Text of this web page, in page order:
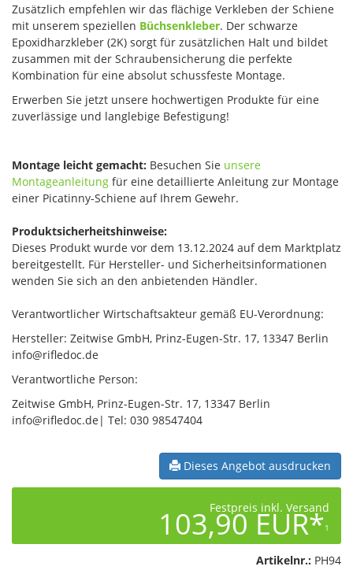
Zusätzlich empfehlen wir das flächige Verkleben der Schiene
mit unserem speziellen Büchsenkleber. Der schwarze
Epoxidharzkleber (2K) sorgt für zusätzlichen Halt und bildet
zusammen mit der Schraubensicherung die perfekte
Kombination für eine absolut schussfeste Montage.
Erwerben Sie jetzt unsere hochwertigen Produkte für eine
zuverlässige und langlebige Befestigung!
Montage leicht gemacht: Besuchen Sie unsere
Montageanleitung für eine detaillierte Anleitung zur Montage
einer Picatinny-Schiene auf Ihrem Gewehr.
Produktsicherheitshinweise:
Dieses Produkt wurde vor dem 13.12.2024 auf dem Marktplatz
bereitgestellt. Für Hersteller- und Sicherheitsinformationen
wenden Sie sich an den anbietenden Händler.
Verantwortlicher Wirtschaftsakteur gemäß EU-Verordnung:
Hersteller: Zeitwise GmbH, Prinz-Eugen-Str. 17, 13347 Berlin
info@rifledoc.de
Verantwortliche Person:
Zeitwise GmbH, Prinz-Eugen-Str. 17, 13347 Berlin
info@rifledoc.de| Tel: 030 98547404
Dieses Angebot ausdrucken
Festpreis inkl. Versand
103,90 EUR*1
Artikelnr.: PH94